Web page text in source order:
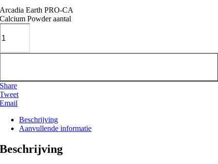
Arcadia Earth PRO-CA
Calcium Powder aantal
Share
Tweet
Email
Beschrijving
Aanvullende informatie
Beschrijving